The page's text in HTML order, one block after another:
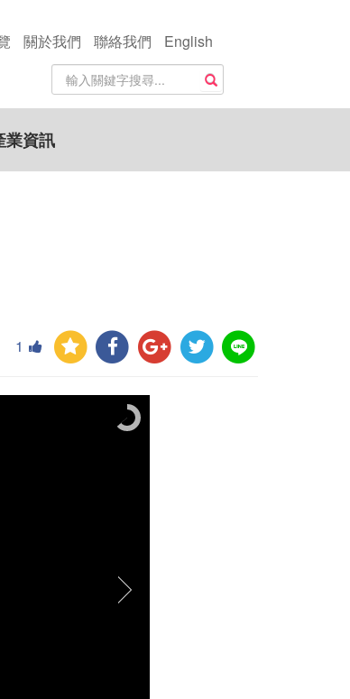
關於我們 聯絡我們
English
站
內
搜
尋
關
鍵
搜尋
業資訊
1